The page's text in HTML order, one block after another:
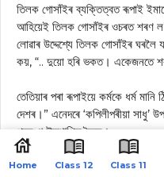
Home Class 12 Class 11
তিলক গোসাঁইৰ ব্যক্তিত্বত ৰূপাই
আহিয়েই তিলক গোসাঁইৰ ওচৰত শৰণ
লোৱাৰ উদ্দেশ্যে তিলক গোসাঁইৰ ঘৰলৈ
কয়, “.. দুয়ো হৰি ভকত। একেজনতে
তেতিয়াৰ পৰা ৰূপাইয়ে কর্মকে ধর্ম
দেশৰ।” এনেদৰে ‘কপিলীপৰীয়া সাধু’
প্ৰসংগ উত্থাপিত হৈছে।
২৪। ‘ৰজা পোৱালিৰ দেশ’ বুলি